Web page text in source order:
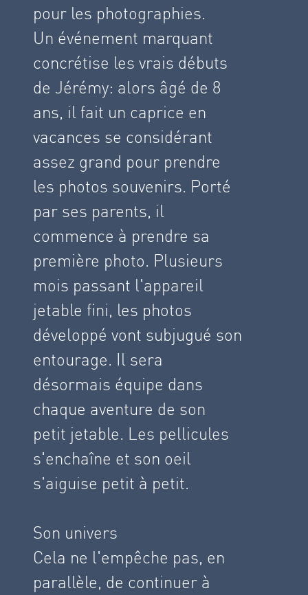
pour les photographies.
Un événement marquant
concrétise les vrais débuts
de Jérémy: alors âgé de 8
ans, il fait un caprice en
vacances se considérant
assez grand pour prendre
les photos souvenirs. Porté
par ses parents, il
commence à prendre sa
première photo. Plusieurs
mois passant l'appareil
jetable fini, les photos
développé vont subjugué son
entourage. Il sera
désormais équipe dans
chaque aventure de son
petit jetable. Les pellicules
s'enchaîne et son oeil
s'aiguise petit à petit.
Son univers
Cela ne l'empêche pas, en
parallèle, de continuer à